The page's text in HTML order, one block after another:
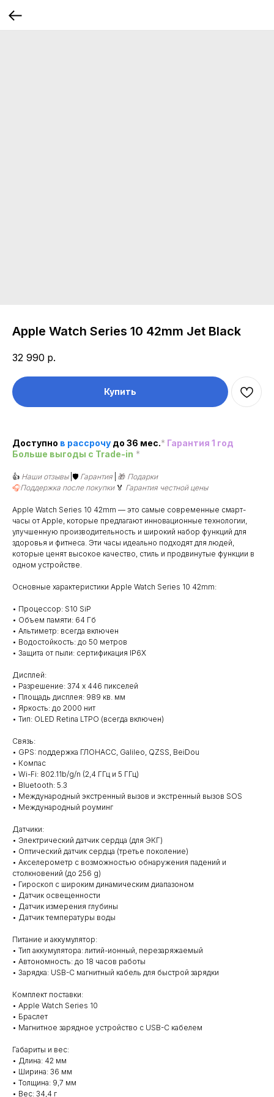
Apple Watch Series 10 42mm Jet Black
32 990 р.
Купить
Доступно в рассрочу до 36 мес.* Гарантия 1 год
Больше выгоды c Trade-in *
👍 Наши отзывы |🛡️ Гарантия 🎁 Подарки
🎧Поддержка после покупки 🏅 Гарантия честной цены
Apple Watch Series 10 42mm — это самые современные смарт-
часы от Apple, которые предлагают инновационные технологии,
улучшенную производительность и широкий набор функций для
здоровья и фитнеса. Эти часы идеально подходят для людей,
которые ценят высокое качество, стиль и продвинутые функции в
одном устройстве.
Основные характеристики Apple Watch Series 10 42mm:
• Процессор: S10 SiP
• Объем памяти: 64 Гб
• Альтиметр: всегда включен
• Водостойкость: до 50 метров
• Защита от пыли: сертификация IP6X
Дисплей:
• Разрешение: 374 x 446 пикселей
• Площадь дисплея: 989 кв. мм
• Яркость: до 2000 нит
• Тип: OLED Retina LTPO (всегда включен)
Связь:
• GPS: поддержка ГЛОНАСС, Galileo, QZSS, BeiDou
• Компас
• Wi-Fi: 802.11b/g/n (2,4 ГГц и 5 ГГц)
• Bluetooth: 5.3
• Международный экстренный вызов и экстренный вызов SOS
• Международный роуминг
Датчики:
• Электрический датчик сердца (для ЭКГ)
• Оптический датчик сердца (третье поколение)
• Акселерометр с возможностью обнаружения падений и
столкновений (до 256 g)
• Гироскоп с широким динамическим диапазоном
• Датчик освещенности
• Датчик измерения глубины
• Датчик температуры воды
Питание и аккумулятор:
• Тип аккумулятора: литий-ионный, перезаряжаемый
• Автономность: до 18 часов работы
• Зарядка: USB-C магнитный кабель для быстрой зарядки
Комплект поставки:
• Apple Watch Series 10
• Браслет
• Магнитное зарядное устройство с USB-C кабелем
Габариты и вес:
• Длина: 42 мм
• Ширина: 36 мм
• Толщина: 9,7 мм
• Вес: 34,4 г